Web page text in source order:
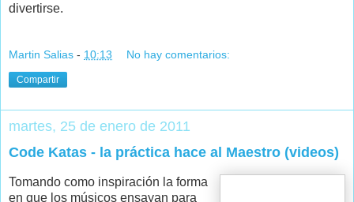
divertirse.
Martin Salias - 10:13 No hay comentarios:
Compartir
martes, 25 de enero de 2011
Code Katas - la práctica hace al Maestro (videos)
Tomando como inspiración la forma
en que los músicos ensayan para